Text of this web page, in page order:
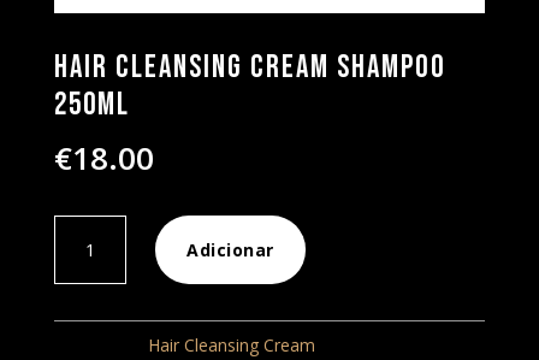
Hair Cleansing Cream Shampoo
250ml
€18.00
Cleansing
Adicionar
Hair Cleansing Cream